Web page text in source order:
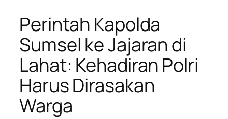
Perintah Kapolda
Sumsel ke Jajaran di
Lahat: Kehadiran Polri
Harus Dirasakan
Warga